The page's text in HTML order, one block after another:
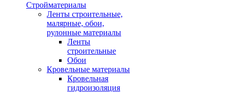
Стройматериалы
Ленты строительные,
малярные, обои,
рулонные материалы
Ленты
строительные
Обои
Кровельные материалы
Кровельная
гидроизоляция